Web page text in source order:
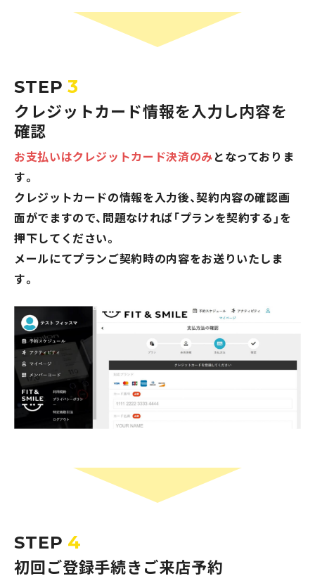
STEP 3
クレジットカード情報を入力し内容を
確認
お支払いはクレジットカード決済のみとなっておりま
す。
クレジットカードの情報を入力後、契約内容の確認画
面がでますので、問題なければ「プランを契約する」を
押下してください。
メールにてプランご契約時の内容をお送りいたしま
す。
STEP 4
初回ご登録手続きご来店予約